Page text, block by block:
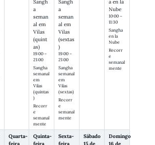
Sangh
a
seman
al em
Vilas
(quint
as)
19:00 –
21:00
Sangha
semanal
em
Vilas
(quintas
)
Recorr
e
semanal
mente
Sangh
a
seman
al em
Vilas
(sextas
)
19:00 –
21:00
Sangha
semanal
em
Vilas
(sextas)
Recorr
e
semanal
mente
a en la
Nube
10:00 –
11:30
Sangha
en la
Nube
Recorr
e
semanal
mente
Quarta-
feira
Quinta-
feira
Sexta-
feira
Sábado
15 de
Domingo
16 de